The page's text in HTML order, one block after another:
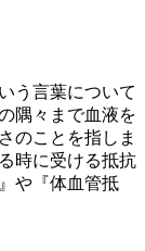
う言葉について
隅々まで血液を
のことを指しま
時に受ける抵抗
や『体血管抵